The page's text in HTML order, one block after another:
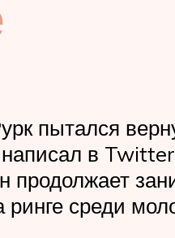
пытался
в
среди